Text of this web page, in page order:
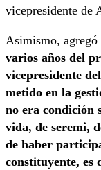
vicepresidente de
Asimismo, agregó
varios años del
vicepresidente
metido en la
no era condición
vida, de seremi,
de haber
constituyente, es